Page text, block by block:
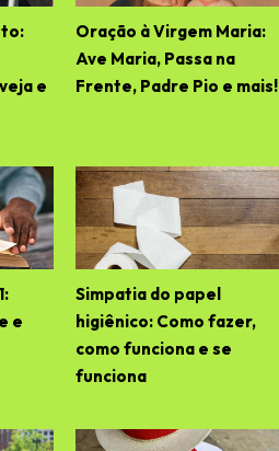
e
Oração à Virgem Maria:
Ave Maria, Passa na
Frente, Padre Pio e mais!
e
Simpatia do papel
higiênico: Como fazer,
como funciona e se
funciona